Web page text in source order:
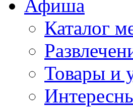
Афиша
Каталог
Товары и